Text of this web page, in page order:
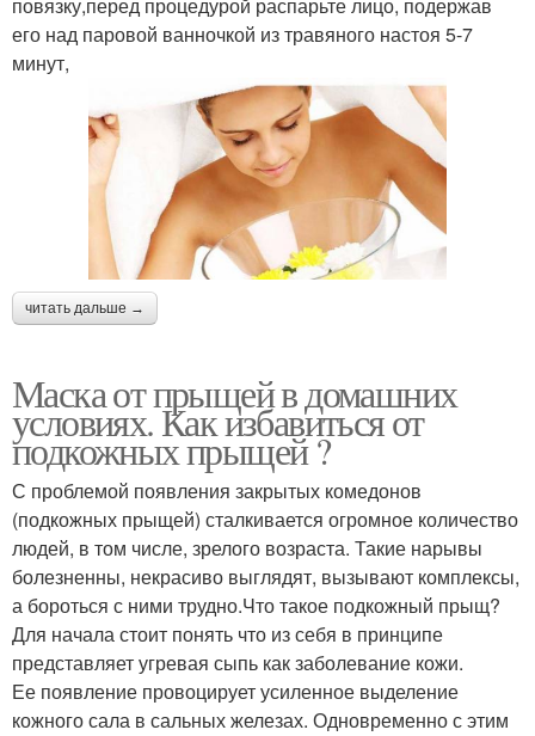
повязку,перед процедурой распарьте лицо, подержав
его над паровой ванночкой из травяного настоя 5-7
минут,
читать дальше →
Маска от прыщей в домашних
условиях. Как избавиться от
подкожных прыщей ?
С проблемой появления закрытых комедонов
(подкожных прыщей) сталкивается огромное количество
людей, в том числе, зрелого возраста. Такие нарывы
болезненны, некрасиво выглядят, вызывают комплексы,
а бороться с ними трудно.Что такое подкожный прыщ?
Для начала стоит понять что из себя в принципе
представляет угревая сыпь как заболевание кожи.
Ее появление провоцирует усиленное выделение
кожного сала в сальных железах. Одновременно с этим